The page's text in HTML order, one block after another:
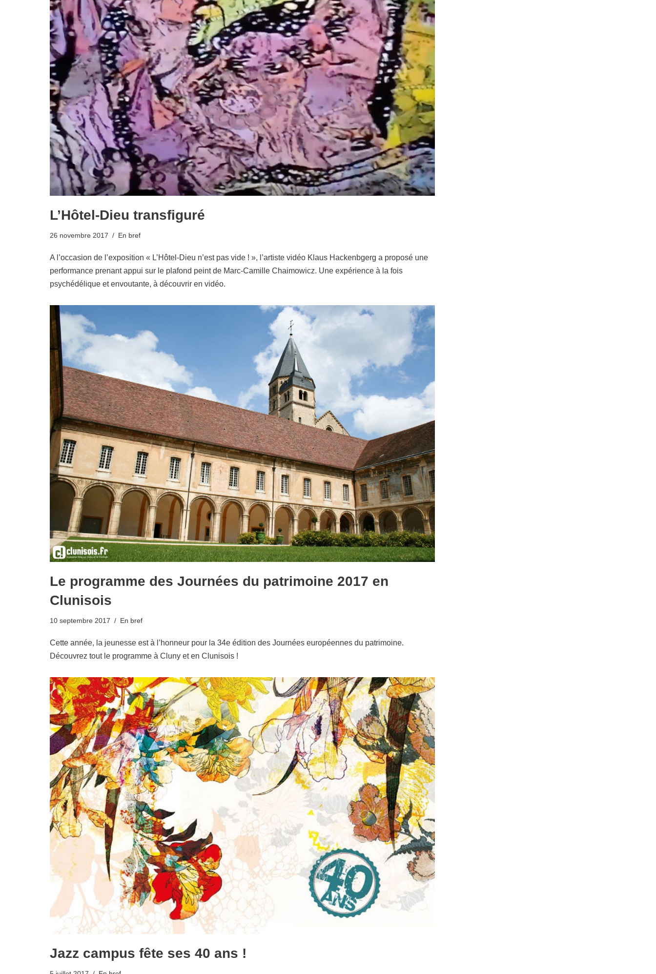
L’Hôtel-Dieu transfiguré
26 novembre 2017 En bref
A l’occasion de l’exposition « L’Hôtel-Dieu n’est pas vide ! », l’artiste vidéo Klaus Hackenbgerg a proposé une
performance prenant appui sur le plafond peint de Marc-Camille Chaimowicz. Une expérience à la fois
psychédélique et envoutante, à découvrir en vidéo.
Le programme des Journées du patrimoine 2017 en
Clunisois
10 septembre 2017 En bref
Cette année, la jeunesse est à l’honneur pour la 34e édition des Journées européennes du patrimoine.
Découvrez tout le programme à Cluny et en Clunisois !
Jazz campus fête ses 40 ans !